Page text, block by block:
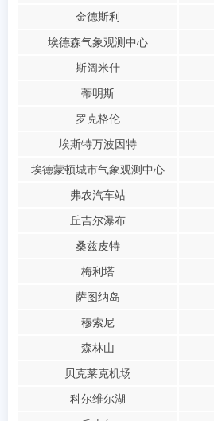
金德斯利
埃德森气象观测中心
斯阔米什
蒂明斯
罗克格伦
埃斯特万波因特
埃德蒙顿城市气象观测中心
弗农汽车站
丘吉尔瀑布
桑兹皮特
梅利塔
萨图纳岛
穆索尼
森林山
贝克莱克机场
科尔维尔湖